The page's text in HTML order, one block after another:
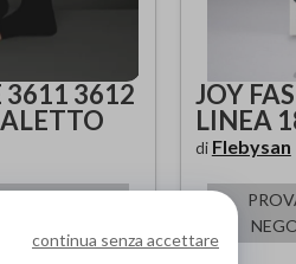
3611 3612
JOY
LINEA
di Flebysan
continua senza accettare